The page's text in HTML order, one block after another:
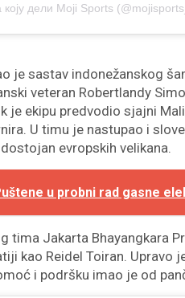
коју дели Moji Sports
je sastav indonežanskog
veteran Robertlandy
je ekipu predvodio sjajni
U timu je nastupao i
evropskih velikana.
u probni rad gasne
tima Jakarta Bhayangkara
kao Reidel Toiran.
i podršku imao je od